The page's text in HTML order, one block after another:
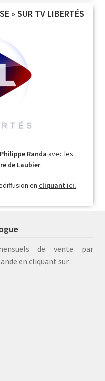
» SUR TV LIBERTÉS
Philippe Randa avec les
de Laubier.
en cliquant ici.
de vente par
en cliquant sur :